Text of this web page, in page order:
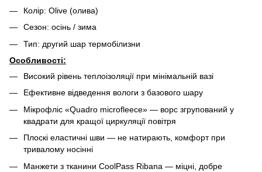
Колір: Olive (олива)
Сезон: осінь / зима
Тип: другий шар термобілизни
Особливості:
Високий рівень теплоізоляції при мінімальній вазі
Ефективне відведення вологи з базового шару
Мікрофліс «Quadro microfleece» — ворс згрупований у
квадрати для кращої циркуляції повітря
Плоскі еластичні шви — не натирають, комфорт при
тривалому носінні
Манжети з тканини CoolPass Ribana — міцні, добре